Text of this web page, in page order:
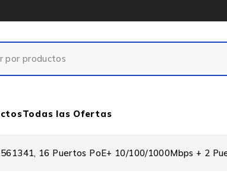
Todas las Ofertas
16 Puertos PoE+ 10/100/1000Mbps + 2